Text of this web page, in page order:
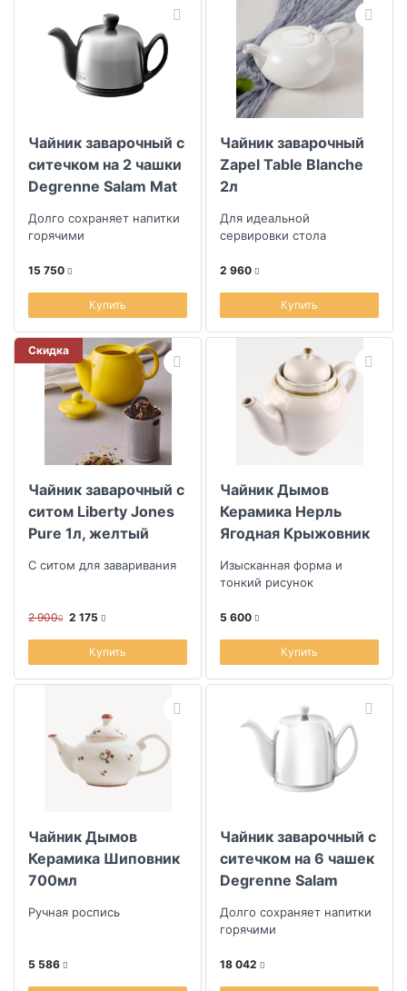
Чайник заварочный с
ситечком на 2 чашки
Degrenne Salam Mat
Долго сохраняет напитки
горячими
15 750
Купить
Чайник заварочный
Zapel Table Blanche
2л
Для идеальной
сервировки стола
2 960
Купить
Скидка
Чайник заварочный с
ситом Liberty Jones
Pure 1л, желтый
С ситом для заваривания
2 900 2 175
Купить
Чайник Дымов
Керамика Нерль
Ягодная Крыжовник
Изысканная форма и
тонкий рисунок
5 600
Купить
Чайник Дымов
Керамика Шиповник
700мл
Ручная роспись
5 586
Чайник заварочный с
ситечком на 6 чашек
Degrenne Salam
Долго сохраняет напитки
горячими
18 042